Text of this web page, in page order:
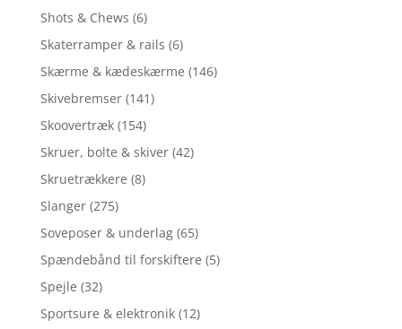
Shots & Chews (6)
Skaterramper & rails (6)
Skærme & kædeskærme (146)
Skivebremser (141)
Skoovertræk (154)
Skruer, bolte & skiver (42)
Skruetrækkere (8)
Slanger (275)
Soveposer & underlag (65)
Spændebånd til forskiftere (5)
Spejle (32)
Sportsure & elektronik (12)